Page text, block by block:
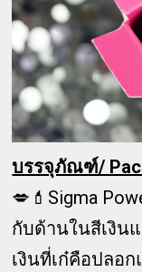
บรรจุภัณฑ์/
💋💄Sigma
กับด้านในสีเงิน
เงินที่เก๋คือปลอ